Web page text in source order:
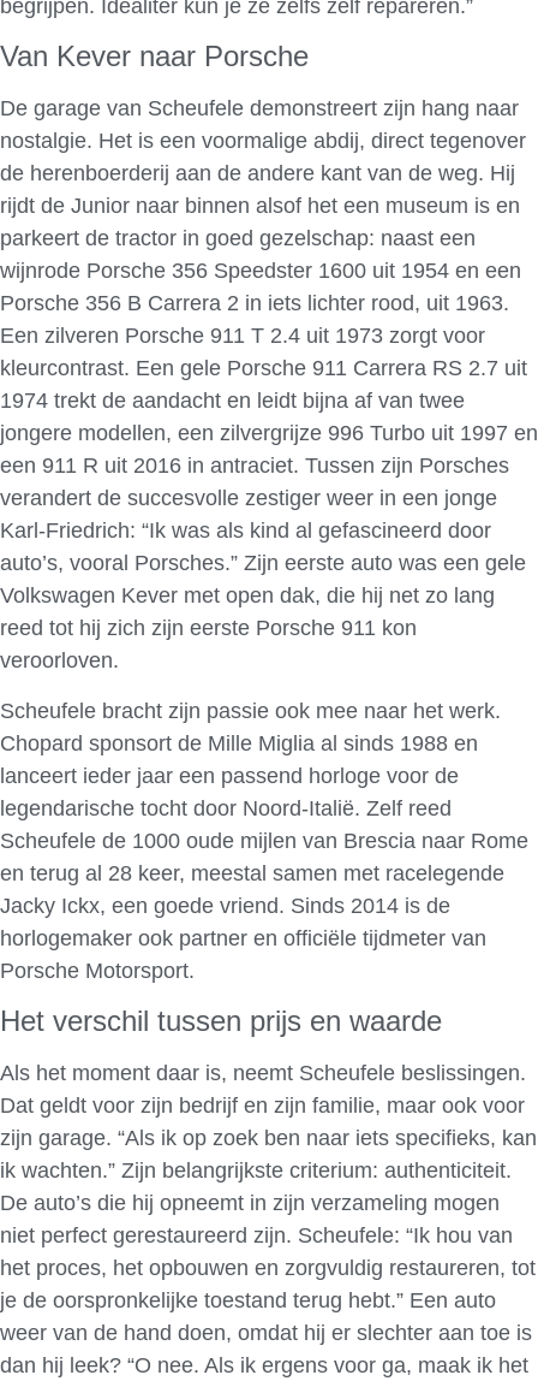
begrijpen. Idealiter kun je ze zelfs zelf repareren.”
Van Kever naar Porsche
De garage van Scheufele demonstreert zijn hang naar
nostalgie. Het is een voormalige abdij, direct tegenover
de herenboerderij aan de andere kant van de weg. Hij
rijdt de Junior naar binnen alsof het een museum is en
parkeert de tractor in goed gezelschap: naast een
wijnrode Porsche 356 Speedster 1600 uit 1954 en een
Porsche 356 B Carrera 2 in iets lichter rood, uit 1963.
Een zilveren Porsche 911 T 2.4 uit 1973 zorgt voor
kleurcontrast. Een gele Porsche 911 Carrera RS 2.7 uit
1974 trekt de aandacht en leidt bijna af van twee
jongere modellen, een zilvergrijze 996 Turbo uit 1997 en
een 911 R uit 2016 in antraciet. Tussen zijn Porsches
verandert de succesvolle zestiger weer in een jonge
Karl-Friedrich: “Ik was als kind al gefascineerd door
auto’s, vooral Porsches.” Zijn eerste auto was een gele
Volkswagen Kever met open dak, die hij net zo lang
reed tot hij zich zijn eerste Porsche 911 kon
veroorloven.
Scheufele bracht zijn passie ook mee naar het werk.
Chopard sponsort de Mille Miglia al sinds 1988 en
lanceert ieder jaar een passend horloge voor de
legendarische tocht door Noord-Italië. Zelf reed
Scheufele de 1000 oude mijlen van Brescia naar Rome
en terug al 28 keer, meestal samen met racelegende
Jacky Ickx, een goede vriend. Sinds 2014 is de
horlogemaker ook partner en officiële tijdmeter van
Porsche Motorsport.
Het verschil tussen prijs en waarde
Als het moment daar is, neemt Scheufele beslissingen.
Dat geldt voor zijn bedrijf en zijn familie, maar ook voor
zijn garage. “Als ik op zoek ben naar iets specifieks, kan
ik wachten.” Zijn belangrijkste criterium: authenticiteit.
De auto’s die hij opneemt in zijn verzameling mogen
niet perfect gerestaureerd zijn. Scheufele: “Ik hou van
het proces, het opbouwen en zorgvuldig restaureren, tot
je de oorspronkelijke toestand terug hebt.” Een auto
weer van de hand doen, omdat hij er slechter aan toe is
dan hij leek? “O nee. Als ik ergens voor ga, maak ik het